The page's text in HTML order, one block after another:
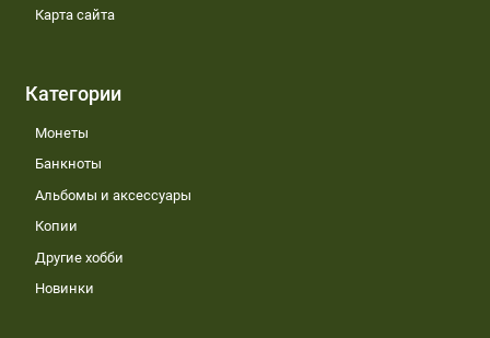
Карта сайта
Категории
Монеты
Банкноты
Альбомы и аксессуары
Копии
Другие хобби
Новинки